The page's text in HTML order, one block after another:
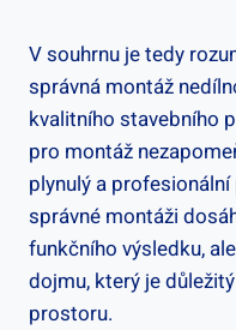
V souhrnu je tedy
správná montáž
kvalitního stavebního
pro montáž
plynulý a
správné montáži
funkčního výsledku,
dojmu, který je
prostoru.